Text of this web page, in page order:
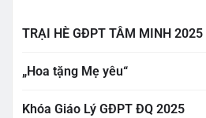
TRẠI HÈ GĐPT TÂM MINH 2025
„Hoa tặng Mẹ yêu“
Khóa Giáo Lý GĐPT ĐQ 2025